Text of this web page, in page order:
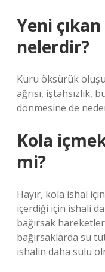
Yeni
nelerdir?
Kuru öksürük
ağrısı, iştahsızlık,
dönmesine de
Kola
mi?
Hayır, kola ishal
içerdiği için ishali
bağırsak
bağırsaklarda su
ishalin daha sulu